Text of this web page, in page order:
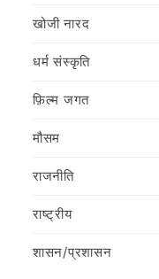
खोजी नारद
धर्म संस्कृति
फ़िल्‍म जगत
मौसम
राजनीति
राष्ट्रीय
शासन/प्रशासन